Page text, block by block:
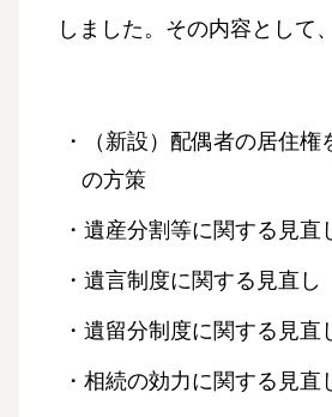
しました。その内容として、
・（新設）配偶者の居住権
の方策
・遺産分割等に関する見直
・遺言制度に関する見直し
・遺留分制度に関する見直
・相続の効力に関する見直